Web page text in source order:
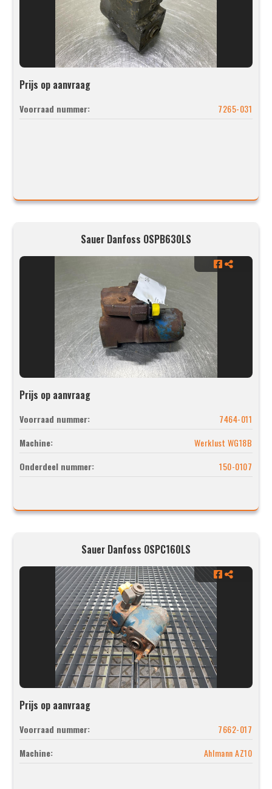
Prijs op aanvraag
Voorraad nummer: 7265-031
Sauer Danfoss OSPB630LS
Prijs op aanvraag
Voorraad nummer:
7464-011
Machine:
Werklust WG18B
Onderdeel nummer:
150-0107
Sauer Danfoss OSPC160LS
Prijs op aanvraag
Voorraad nummer:
7662-017
Machine:
Ahlmann AZ10